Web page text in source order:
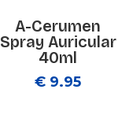
A-Cerumen
Spray Auricular
40ml
€ 9.95